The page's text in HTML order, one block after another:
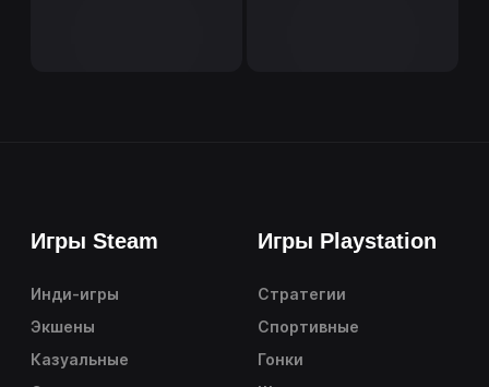
Игры Steam
Инди-игры
Экшены
Казуальные
Игры Playstation
Стратегии
Спортивные
Гонки